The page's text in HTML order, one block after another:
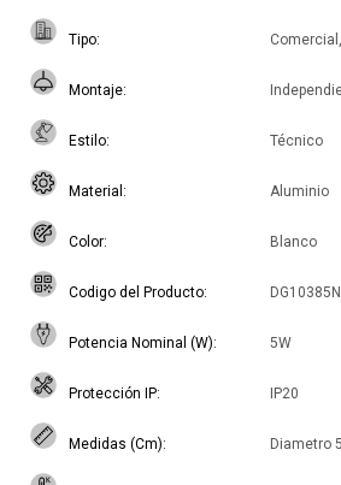
Tipo
Montaje
Estilo Técnico
Material Aluminio
Color Blanco
Codigo del Producto DG10385N
Potencia Nominal (W) 5W
Protección IP IP20
Medidas (Cm) Diametro